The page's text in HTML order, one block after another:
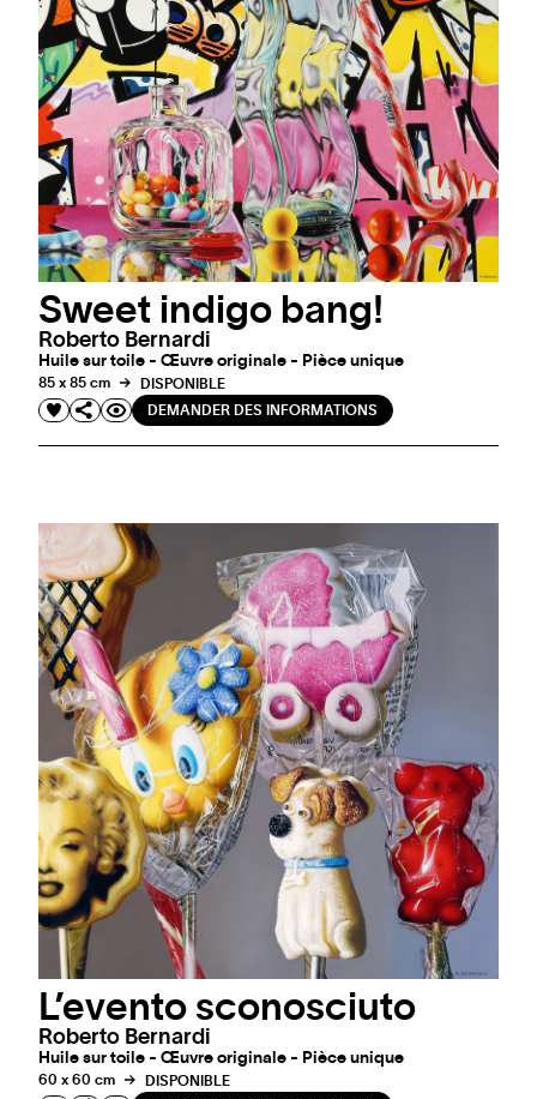
Sweet indigo bang!
Roberto Bernardi
Huile sur toile - Œuvre originale - Pièce unique
85 x 85 cm
DISPONIBLE
DEMANDER DES INFORMATIONS
L’evento sconosciuto
Roberto Bernardi
Huile sur toile - Œuvre originale - Pièce unique
60 x 60 cm
DISPONIBLE